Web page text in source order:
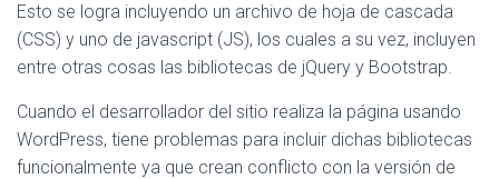
Esto se logra incluyendo un archivo de hoja de cascada
(CSS) y uno de javascript (JS), los cuales a su vez, incluyen
entre otras cosas las bibliotecas de jQuery y Bootstrap.
Cuando el desarrollador del sitio realiza la página usando
WordPress, tiene problemas para incluir dichas bibliotecas
funcionalmente ya que crean conflicto con la versión de